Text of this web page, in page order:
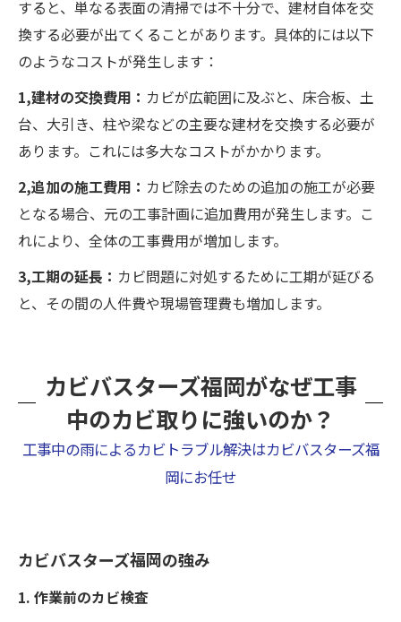
すると、単なる表面の清掃では不十分で、建材自体を交
換する必要が出てくることがあります。具体的には以下
のようなコストが発生します：
1,建材の交換費用： カビが広範囲に及ぶと、床合板、土
台、大引き、柱や梁などの主要な建材を交換する必要が
あります。これには多大なコストがかかります。
2,追加の施工費用： カビ除去のための追加の施工が必要
となる場合、元の工事計画に追加費用が発生します。こ
れにより、全体の工事費用が増加します。
3,工期の延長： カビ問題に対処するために工期が延びる
と、その間の人件費や現場管理費も増加します。
カビバスターズ福岡がなぜ工事
中のカビ取りに強いのか？
工事中の雨によるカビトラブル解決はカビバスターズ福
岡にお任せ
カビバスターズ福岡の強み
1. 作業前のカビ検査